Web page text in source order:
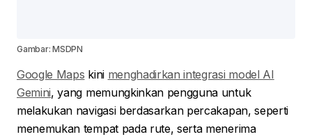
Gambar: MSDPN
Google Maps kini menghadirkan integrasi model AI
Gemini, yang memungkinkan pengguna untuk
melakukan navigasi berdasarkan percakapan, seperti
menemukan tempat pada rute, serta menerima